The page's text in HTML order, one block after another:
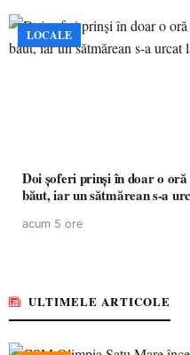
LOCALE
Doi șoferi prinși în doar o
băut, iar un sătmărean s-a
acum 5 ore
ULTIMELE ARTICOLE